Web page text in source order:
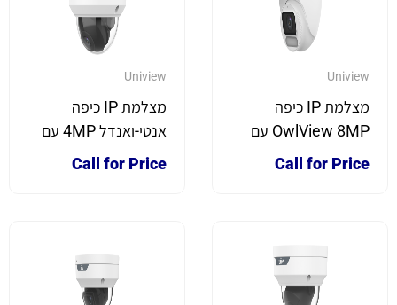
Uniview
מצלמת IP כיפה
OwlView 8MP עם
צבע מלא בלילה
Call for Price
Uniview
מצלמת IP כיפה
אנטי-ואנדל 4MP עם
מיקרופון מובנה
Call for Price